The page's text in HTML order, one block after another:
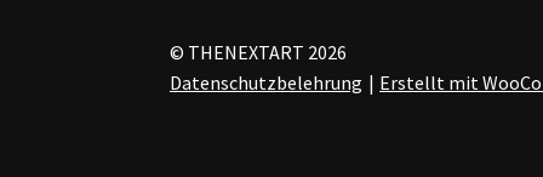
© THENEXTART 2026
Datenschutzbelehrung
Erstellt mit